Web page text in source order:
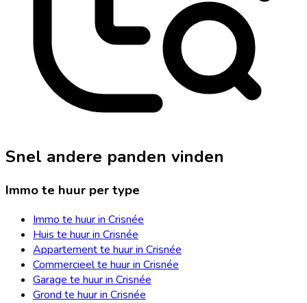
Snel andere panden vinden
Immo te huur per type
Immo te huur in Crisnée
Huis te huur in Crisnée
Appartement te huur in Crisnée
Commercieel te huur in Crisnée
Garage te huur in Crisnée
Grond te huur in Crisnée